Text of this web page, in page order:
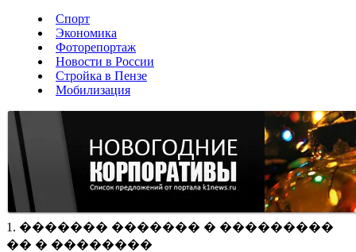
Спорт
Экономика
Фоторепортаж
Новости в России
Стройка в Пензе
Мобилизация
1. ������� ������� � ���������
�� � ��������